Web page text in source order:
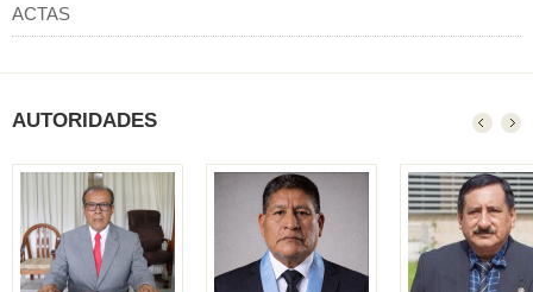
ACTAS
AUTORIDADES